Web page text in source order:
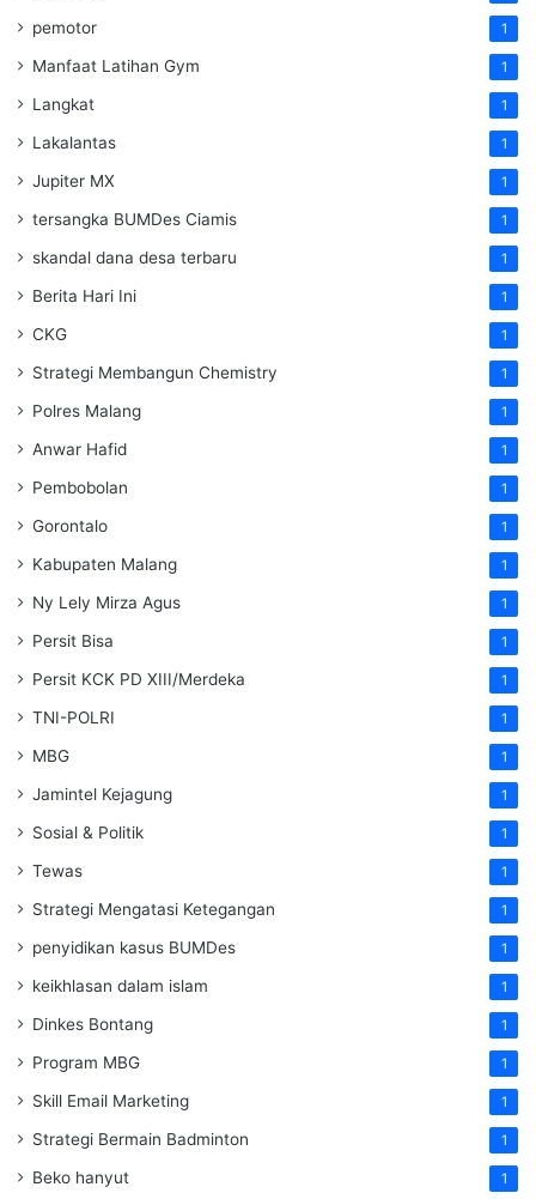
pemotor 1
Manfaat Latihan Gym 1
Langkat 1
Lakalantas 1
Jupiter MX 1
tersangka BUMDes Ciamis 1
skandal dana desa terbaru 1
Berita Hari Ini 1
CKG 1
Strategi Membangun Chemistry 1
Polres Malang 1
Anwar Hafid 1
Pembobolan 1
Gorontalo 1
Kabupaten Malang 1
Ny Lely Mirza Agus 1
Persit Bisa 1
Persit KCK PD XIII/Merdeka 1
TNI-POLRI 1
MBG 1
Jamintel Kejagung 1
Sosial & Politik 1
Tewas 1
Strategi Mengatasi Ketegangan 1
penyidikan kasus BUMDes 1
keikhlasan dalam islam 1
Dinkes Bontang 1
Program MBG 1
Skill Email Marketing 1
Strategi Bermain Badminton 1
Beko hanyut 1